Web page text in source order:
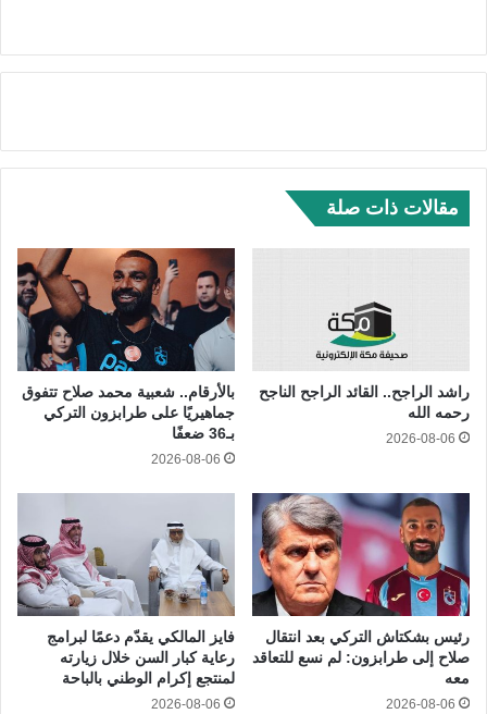
مقالات ذات صلة
راشد الراجح.. القائد الراجح الناجح
رحمه الله
2026-08-06
بالأرقام.. شعبية محمد صلاح تتفوق
جماهيريًا على طرابزون التركي
بـ36 ضعفًا
2026-08-06
رئيس بشكتاش التركي بعد انتقال
صلاح إلى طرابزون: لم نسع للتعاقد
معه
2026-08-06
فايز المالكي يقدّم دعمًا لبرامج
رعاية كبار السن خلال زيارته
لمنتجع إكرام الوطني بالباحة
2026-08-06